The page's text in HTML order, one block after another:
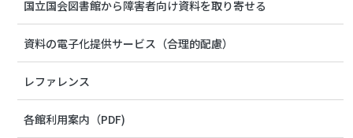
国立国会図書館から障害者向け資料を取り寄せる
資料の電子化提供サービス（合理的配慮）
レファレンス
各館利用案内（PDF)